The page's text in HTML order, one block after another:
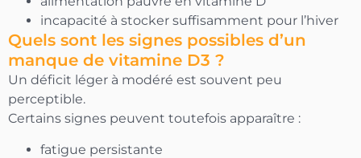
incapacité à stocker suffisamment pour l’hiver
Quels sont les signes possibles d’un
manque de vitamine D3 ?
Un déficit léger à modéré est souvent peu
perceptible.
Certains signes peuvent toutefois apparaître :
fatigue persistante